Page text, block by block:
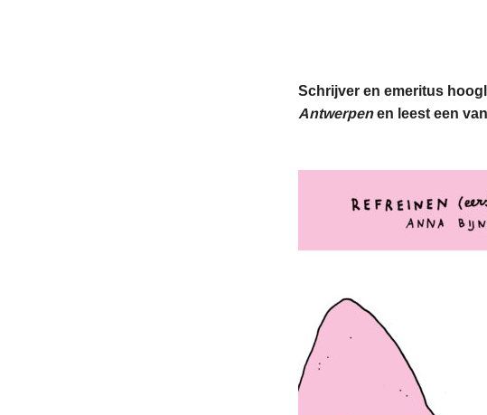
Schrijver en emeritus
Antwerpenen leest een